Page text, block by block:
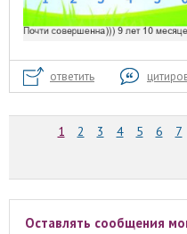
ответить
1 2 3 4 5 6 7
Оставлять сообщения